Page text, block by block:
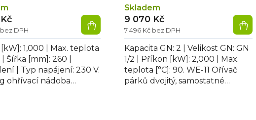
DPH
1,000 | Max. teplota
| Šířka [mm]: 260 |
| Typ napájení: 230 V.
ohřívací nádoba
Skladem
7 496 Kč bez DPH
9 070 Kč
Kapacita GN: 2 | Velikost GN: GN
1/2 | Příkon [kW]: 2,000 | Max.
teplota [°C]: 90. WE-11 Ořívač
párků dvojitý, samostatné